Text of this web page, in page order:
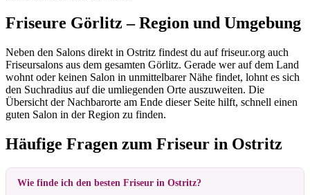
Friseure Görlitz – Region und Umgebung
Neben den Salons direkt in Ostritz findest du auf friseur.org auch
Friseursalons aus dem gesamten Görlitz. Gerade wer auf dem Land
wohnt oder keinen Salon in unmittelbarer Nähe findet, lohnt es sich
den Suchradius auf die umliegenden Orte auszuweiten. Die
Übersicht der Nachbarorte am Ende dieser Seite hilft, schnell einen
guten Salon in der Region zu finden.
Häufige Fragen zum Friseur in Ostritz
Wie finde ich den besten Friseur in Ostritz?